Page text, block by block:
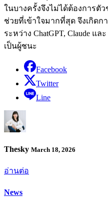
ในบางครั้งจึงไม่ได้ต้องการตั
ช่วยที่เข้าใจมากที่สุด จึงเกิดกา
ระหว่าง ChatGPT, Claude แ
เป็นผู้ชนะ
Facebook
Twitter
Line
Thesky March 18, 2026
อ่านต่อ
News